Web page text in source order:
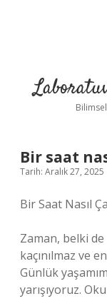
Bir saat
Tarih: Aralık 27, 2025
Bir Saat Nasıl
Zaman, belki de
kaçınılmaz ve
Günlük
yarışıyoruz.